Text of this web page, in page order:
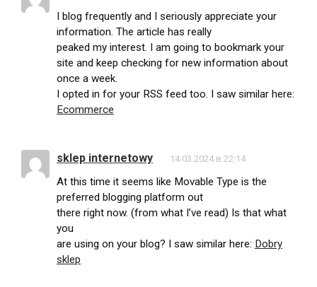
I blog frequently and I seriously appreciate your
information. The article has really
peaked my interest. I am going to bookmark your
site and keep checking for new information about
once a week.
I opted in for your RSS feed too. I saw similar here:
Ecommerce
sklep internetowy 14.03.2024 в 22:14
At this time it seems like Movable Type is the
preferred blogging platform out
there right now. (from what I’ve read) Is that what
you
are using on your blog? I saw similar here: Dobry
sklep